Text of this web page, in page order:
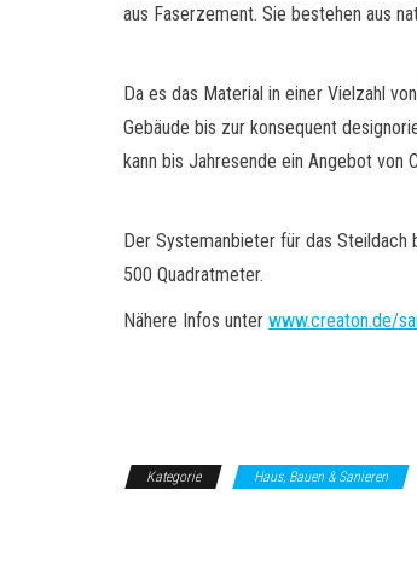
aus Faserzement. Sie bestehen aus
Da es das Material in einer Vielzahl
Gebäude bis zur konsequent
kann bis Jahresende ein Angebot von
Der Systemanbieter für das Steildach
500 Quadratmeter.
Nähere Infos unter www.creaton.de/
Kategorie Haus, Bauen & Sanieren